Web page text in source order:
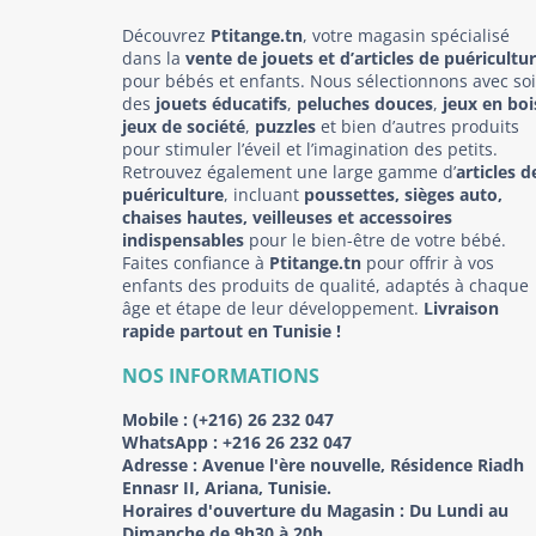
Découvrez Ptitange.tn, votre magasin spécialisé
dans la vente de jouets et d’articles de
pour bébés et enfants. Nous sélectionnons avec
des jouets éducatifs, peluches douces, jeux en
jeux de société, puzzles et bien d’autres produits
pour stimuler l’éveil et l’imagination des petits.
Retrouvez également une large gamme d’articles
puériculture, incluant poussettes, sièges auto,
chaises hautes, veilleuses et accessoires
indispensables pour le bien-être de votre bébé.
Faites confiance à Ptitange.tn pour offrir à vos
enfants des produits de qualité, adaptés à chaque
âge et étape de leur développement. Livraison
rapide partout en Tunisie !
NOS INFORMATIONS
Mobile : (+216) 26 232 047
WhatsApp : +216 26 232 047
Adresse : Avenue l'ère nouvelle, Résidence Riadh
Ennasr II, Ariana, Tunisie.
Horaires d'ouverture du Magasin : Du Lundi au